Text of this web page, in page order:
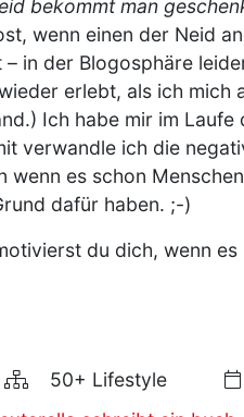
bekommt man
wenn einen der Neid
in der Blogosphäre
erlebt, als ich mich
Ich habe mir im
verwandle ich die
es schon
dafür haben. ;-)
du dich, wenn
50+ Lifestyle